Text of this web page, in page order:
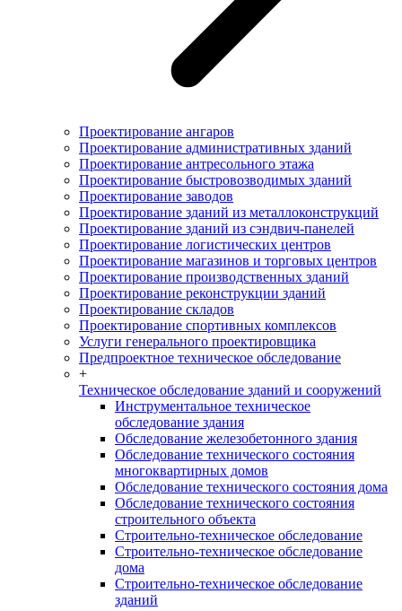
Проектирование ангаров
Проектирование административных зданий
Проектирование антресольного этажа
Проектирование быстровозводимых зданий
Проектирование заводов
Проектирование зданий из металлоконструкций
Проектирование зданий из сэндвич-панелей
Проектирование логистических центров
Проектирование магазинов и торговых центров
Проектирование производственных зданий
Проектирование реконструкции зданий
Проектирование складов
Проектирование спортивных комплексов
Услуги генерального проектировщика
Предпроектное техническое обследование
+
Техническое обследование зданий и сооружений
Инструментальное техническое
обследование здания
Обследование железобетонного здания
Обследование технического состояния
многоквартирных домов
Обследование технического состояния дома
Обследование технического состояния
строительного объекта
Строительно-техническое обследование
Строительно-техническое обследование
дома
Строительно-техническое обследование
зданий